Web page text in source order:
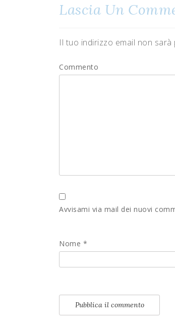
Lascia Un
Il tuo indirizzo email non sarà
Commento
Avvisami via mail dei nuovi
Nome *